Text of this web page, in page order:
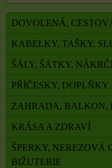
DOVOLENÁ,
KABELKY, TAŠKY,
ŠÁLY, ŠÁTKY,
PŘÍČESKY,
ZAHRADA, BALKON,
KRÁSA A ZDRAVÍ
ŠPERKY, NEREZOVÁ
BIŽUTERIE